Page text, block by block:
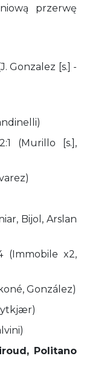
przerwę
Gonzalez [s.] -
(Murillo [s.],
Bijol, Arslan
(Immobile x2,
González)
Politano